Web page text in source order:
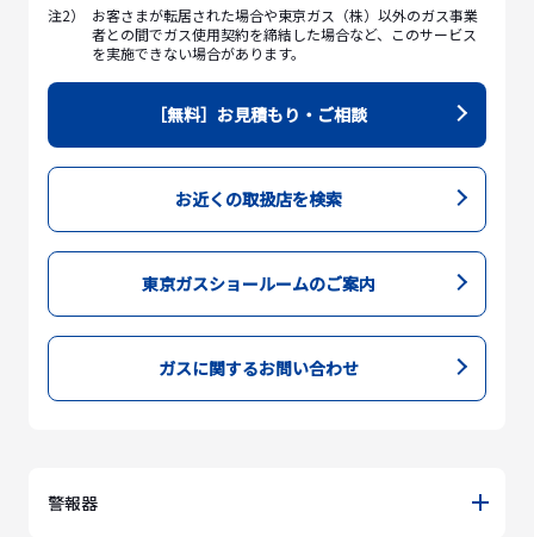
注2）
お客さまが転居された場合や東京ガス（株）以外のガス事業
者との間でガス使用契約を締結した場合など、このサービス
を実施できない場合があります。
［無料］お見積もり・ご相談
お近くの取扱店を検索
東京ガスショールームのご案内
ガスに関するお問い合わせ
警報器